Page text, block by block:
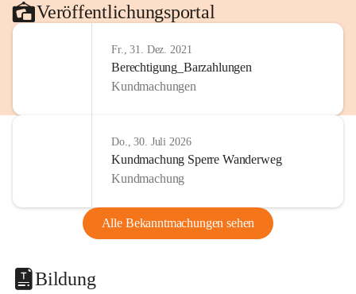
Veröffentlichungsportal
Fr., 31. Dez. 2021
Berechtigung_Barzahlungen
Kundmachungen
Do., 30. Juli 2026
Kundmachung Sperre Wanderweg
Kundmachung
Alle Bekanntmachungen sehen
Bildung